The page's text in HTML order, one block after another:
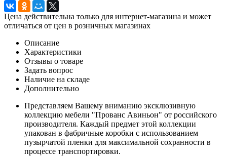
Цена действительна только для интернет-магазина и может
отличаться от цен в розничных магазинах
Описание
Характеристики
Отзывы о товаре
Задать вопрос
Наличие на складе
Дополнительно
Представляем Вашему вниманию эксклюзивную
коллекцию мебели "Прованс Авиньон" от российского
производителя. Каждый предмет этой коллекции
упакован в фабричные коробки с использованием
пузырчатой пленки для максимальной сохранности в
процессе транспортировки.